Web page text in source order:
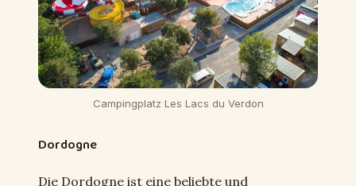
Campingplatz Les Lacs du Verdon
Dordogne
Die Dordogne ist eine beliebte und